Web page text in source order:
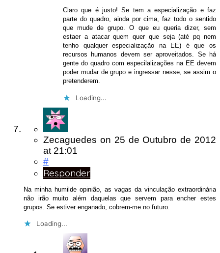
Claro que é justo! Se tem a especialização e faz
parte do quadro, ainda por cima, faz todo o sentido
que mude de grupo. O que eu queria dizer, sem
estaer a atacar quem quer que seja (até pq nem
tenho qualquer especialização na EE) é que os
recursos humanos devem ser aproveitados. Se há
gente do quadro com especilalizações na EE devem
poder mudar de grupo e ingressar nesse, se assim o
pretenderem.
Loading...
Zecaguedes on 25 de Outubro de 2012
at 21:01
#
Responder
Na minha humilde opinião, as vagas da vinculação extraordinária
não irão muito além daquelas que servem para encher estes
grupos. Se estiver enganado, cobrem-me no futuro.
Loading...